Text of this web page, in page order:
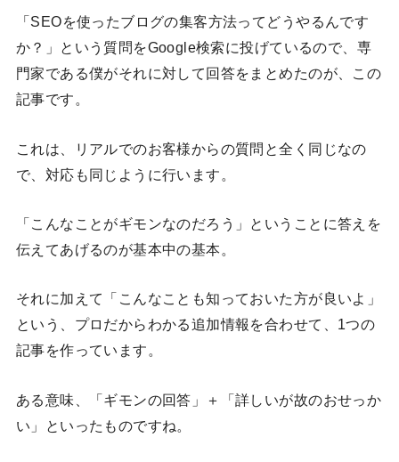
「SEOを使ったブログの集客方法ってどうやるんです
か？」という質問をGoogle検索に投げているので、専
門家である僕がそれに対して回答をまとめたのが、この
記事です。
これは、リアルでのお客様からの質問と全く同じなの
で、対応も同じように行います。
「こんなことがギモンなのだろう」ということに答えを
伝えてあげるのが基本中の基本。
それに加えて「こんなことも知っておいた方が良いよ」
という、プロだからわかる追加情報を合わせて、1つの
記事を作っています。
ある意味、「ギモンの回答」＋「詳しいが故のおせっか
い」といったものですね。